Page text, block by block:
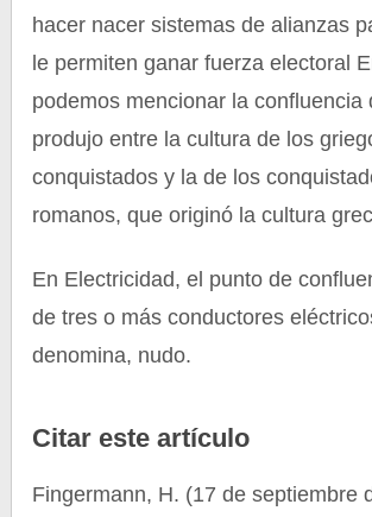
hacer nacer sistemas de alianzas
le permiten ganar fuerza electoral
podemos mencionar la confluencia
produjo entre la cultura de los
conquistados y la de los
romanos, que originó la cultura
En Electricidad, el punto de
de tres o más conductores
denomina, nudo.
Citar este artículo
Fingermann, H. (17 de septiembre